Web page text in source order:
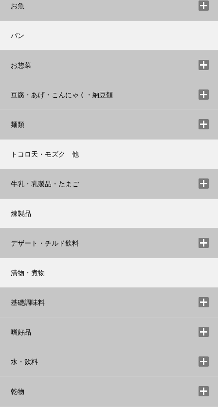
お魚
パン
お惣菜
豆腐・あげ・こんにゃく・納豆類
麺類
トコロ天・モズク 他
牛乳・乳製品・たまご
煉製品
デザート・チルド飲料
漬物・煮物
基礎調味料
嗜好品
水・飲料
乾物